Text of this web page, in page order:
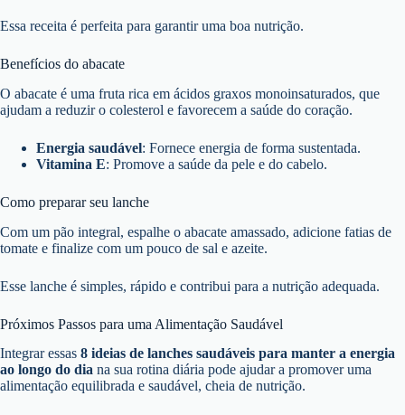
Essa receita é perfeita para garantir uma boa nutrição.
Benefícios do abacate
O abacate é uma fruta rica em ácidos graxos monoinsaturados, que
ajudam a reduzir o colesterol e favorecem a saúde do coração.
Energia saudável: Fornece energia de forma sustentada.
Vitamina E: Promove a saúde da pele e do cabelo.
Como preparar seu lanche
Com um pão integral, espalhe o abacate amassado, adicione fatias de
tomate e finalize com um pouco de sal e azeite.
Esse lanche é simples, rápido e contribui para a nutrição adequada.
Próximos Passos para uma Alimentação Saudável
Integrar essas 8 ideias de lanches saudáveis para manter a energia
ao longo do dia na sua rotina diária pode ajudar a promover uma
alimentação equilibrada e saudável, cheia de nutrição.